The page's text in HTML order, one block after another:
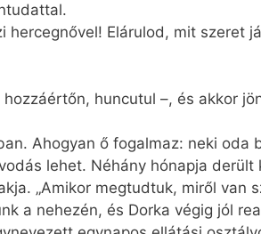
Elárulod, mit szeret
huncutul –, és akkor
Ahogyan ő fogalmaz: neki oda
lehet. Néhány hónapja
„Amikor megtudtuk, miről van
a nehezén, és Dorka végig jól